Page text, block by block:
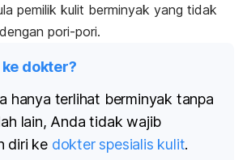
pemilik kulit berminyak yang tidak
pori-pori.
dokter?
hanya terlihat berminyak tanpa
lain, Anda tidak wajib
diri ke dokter spesialis kulit.